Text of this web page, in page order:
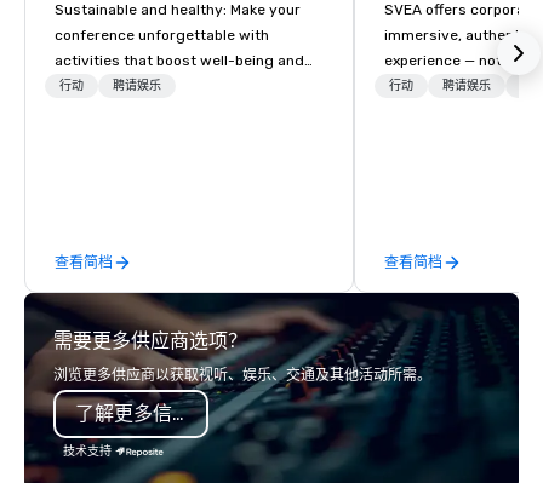
Sustainable and healthy: Make your
conference unforgettable with
activities that boost well-being and
lower carbon footprints. Explore the
行动 聘请娱乐
查看简档
SVEA offers
immersive, authentic
experience — not a
transformation. We
offsites. Whether
think like a Silicon
explore the mindsets
world's fastest-
or walk away with a
innovation playbook,
行动 聘请娱乐
查看简档
需要更多供应商选项？
浏览更多供应商以获取视听、娱乐、交通及其他活动所需。
了解更多信息
技术支持